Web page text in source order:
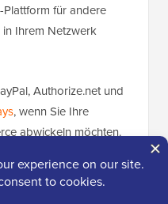
für andere
Ihrem Netzwerk
Authorize.net und
, wenn Sie Ihre
abwickeln möchten.
zu verfolgen und
Stakeholder zu